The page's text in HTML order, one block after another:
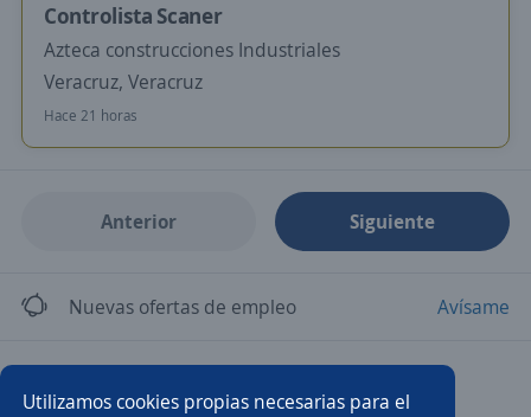
Utilizamos cookies propias necesarias para el
Controlista Scaner
Azteca construcciones Industriales
Veracruz, Veracruz
Hace 21 horas
Anterior Siguiente
Nuevas ofertas de empleo Avísame